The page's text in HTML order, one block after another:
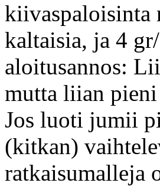
kiivaspaloisinta
kaltaisia, ja 4
aloitusannos:
mutta liian pieni
Jos luoti jumii
(kitkan)
ratkaisumalleja